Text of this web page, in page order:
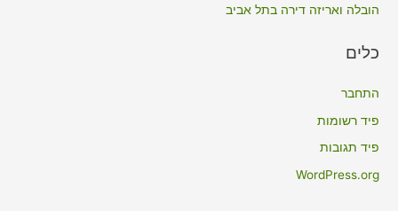
הובלה ואריזה דירה בתל אביב
כלים
התחבר
פיד רשומות
פיד תגובות
WordPress.org